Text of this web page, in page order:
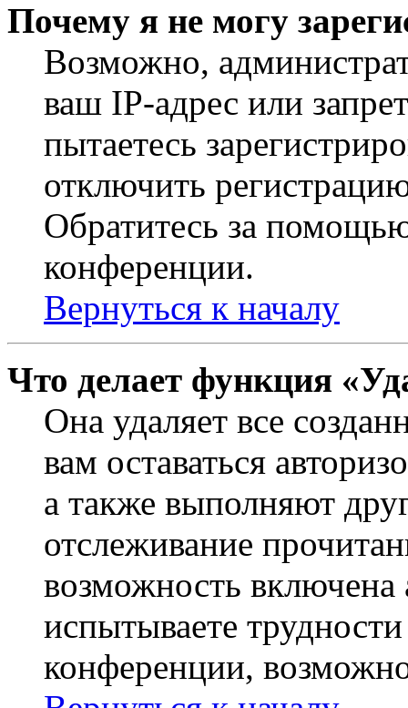
Почему я не могу
Возможно,
ваш IP-адрес или
пытаетесь
отключить
Обратитесь за
конференции.
Вернуться к началу
Что делает функция
Она удаляет все
вам оставаться
а также выполняют
отслеживание
возможность
испытываете
конференции,